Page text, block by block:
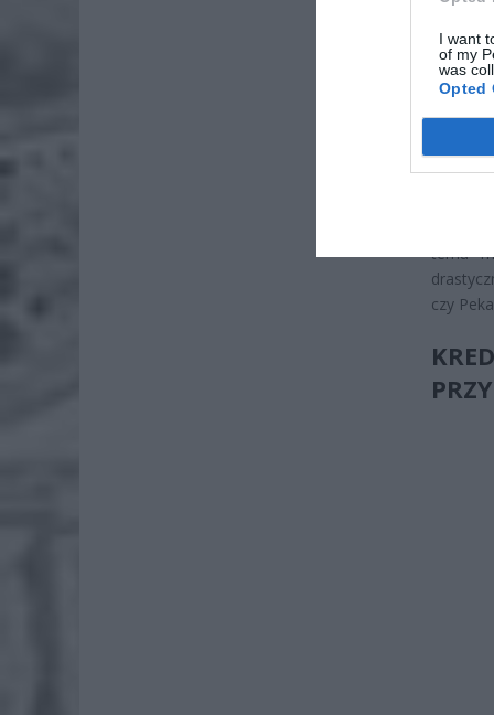
I want
of my
was
Opted
7
temu
czy